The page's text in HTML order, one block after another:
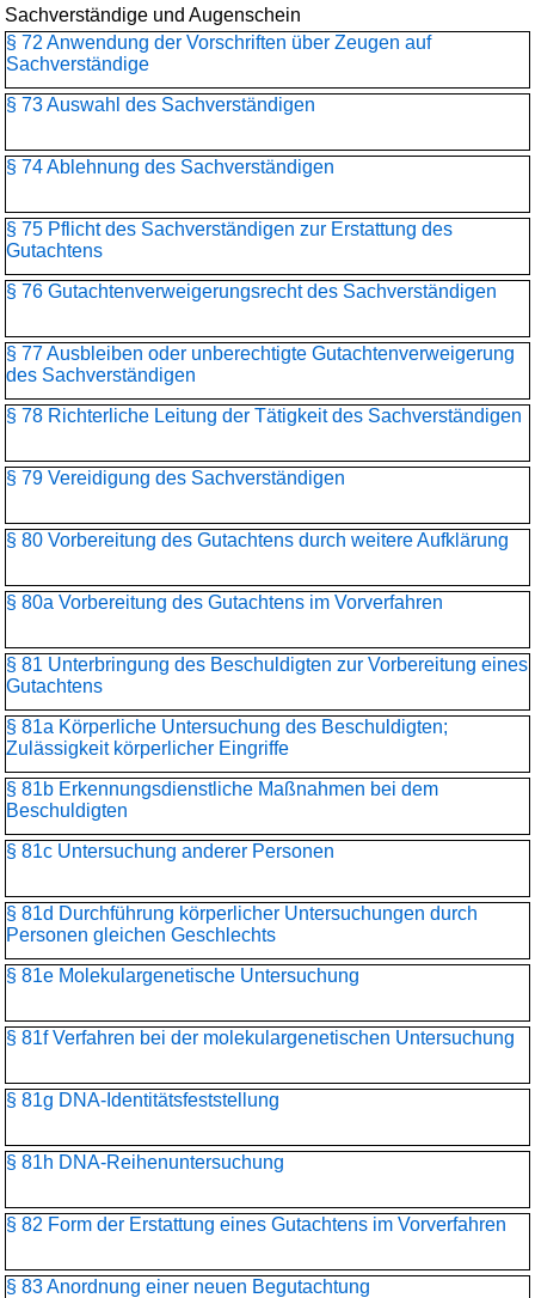
Sachverständige und Augenschein
§ 72 Anwendung der Vorschriften über Zeugen auf
Sachverständige
§ 73 Auswahl des Sachverständigen
§ 74 Ablehnung des Sachverständigen
§ 75 Pflicht des Sachverständigen zur Erstattung des
Gutachtens
§ 76 Gutachtenverweigerungsrecht des Sachverständigen
§ 77 Ausbleiben oder unberechtigte Gutachtenverweigerung
des Sachverständigen
§ 78 Richterliche Leitung der Tätigkeit des Sachverständigen
§ 79 Vereidigung des Sachverständigen
§ 80 Vorbereitung des Gutachtens durch weitere Aufklärung
§ 80a Vorbereitung des Gutachtens im Vorverfahren
§ 81 Unterbringung des Beschuldigten zur Vorbereitung eines
Gutachtens
§ 81a Körperliche Untersuchung des Beschuldigten;
Zulässigkeit körperlicher Eingriffe
§ 81b Erkennungsdienstliche Maßnahmen bei dem
Beschuldigten
§ 81c Untersuchung anderer Personen
§ 81d Durchführung körperlicher Untersuchungen durch
Personen gleichen Geschlechts
§ 81e Molekulargenetische Untersuchung
§ 81f Verfahren bei der molekulargenetischen Untersuchung
§ 81g DNA-Identitätsfeststellung
§ 81h DNA-Reihenuntersuchung
§ 82 Form der Erstattung eines Gutachtens im Vorverfahren
§ 83 Anordnung einer neuen Begutachtung